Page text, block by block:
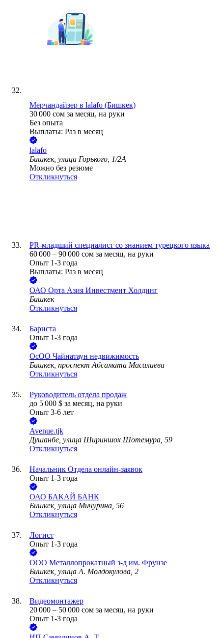
Мерчандайзер в lalafo (Бишкек)
30 000 сом за месяц, на руки
Без опыта
Выплаты: Раз в месяц
lalafo
Бишкек, улица Горького, 1/2А
Можно без резюме
Откликнуться
PR-младший специалист со знанием турецкого языка
60 000 – 90 000 сом за месяц, на руки
Опыт 1-3 года
Выплаты: Раз в месяц
ОАО Орта Азия Инвестмент Холдинг
Бишкек
Откликнуться
Бариста
Опыт 1-3 года
ОсОО Чайнатаун недвижимость
Бишкек, проспект Абсамата Масалиева
Откликнуться
Руководитель отдела продаж
до 5 000 $ за месяц, на руки
Опыт 3-6 лет
Avenue.tjk
Душанбе, улица Шириншох Шотемура, 59
Откликнуться
Начальник Отдела онлайн-заявок
Опыт 1-3 года
ОАО БАКАЙ БАНК
Бишкек, улица Мичурина, 56
Откликнуться
Логист
Опыт 1-3 года
ООО Металлопрокатный з-д им. Фрунзе
Бишкек, улица А. Молдокулова, 2
Откликнуться
Видеомонтажер
20 000 – 50 000 сом за месяц, на руки
Опыт 1-3 года